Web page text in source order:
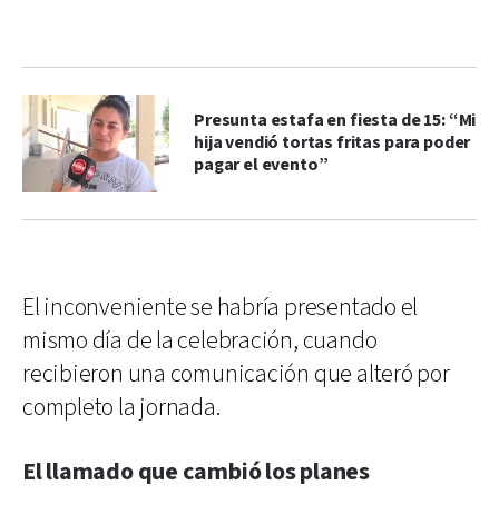
Presunta estafa en fiesta de 15: “Mi
hija vendió tortas fritas para poder
pagar el evento”
El inconveniente se habría presentado el
mismo día de la celebración, cuando
recibieron una comunicación que alteró por
completo la jornada.
El llamado que cambió los planes